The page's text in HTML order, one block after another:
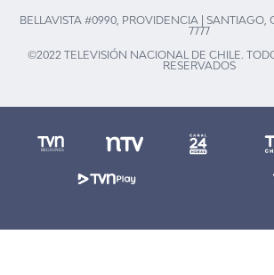
BELLAVISTA #0990, PROVIDENCIA | SANTIAGO,
7777
©2022 TELEVISIÓN NACIONAL DE CHILE.
RESERVADOS